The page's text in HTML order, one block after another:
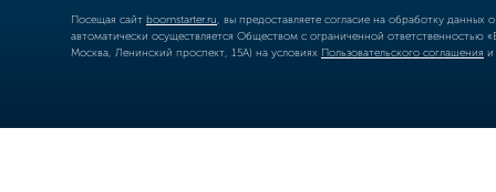
Посещая сайт boomstarter.ru , вы предоставляете согласие на обработку
автоматически осуществляется Обществом с ограниченной
Москва, Ленинский проспект, 15А) на условиях Пользовательского соглашения и